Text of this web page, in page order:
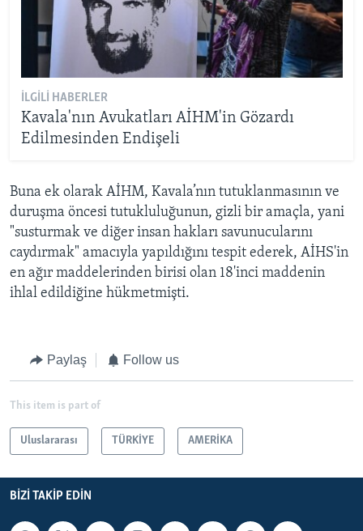
İLGILI HABERLER
Kavala'nın Avukatları AİHM'in Gözardı
Edilmesinden Endişeli
Buna ek olarak AİHM, Kavala’nın tutuklanmasının ve
duruşma öncesi tutukluluğunun, gizli bir amaçla, yani
"susturmak ve diğer insan hakları savunucularını
caydırmak" amacıyla yapıldığını tespit ederek, AİHS'in
en ağır maddelerinden birisi olan 18'inci maddenin
ihlal edildiğine hükmetmişti.
Paylaş Follow us
This item is part of
Uluslararası TÜRKİYE AMERİKA
BIZI TAKIP EDIN